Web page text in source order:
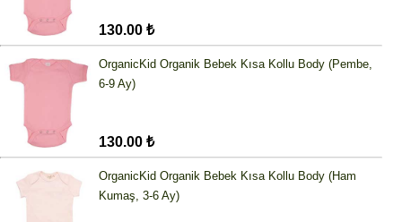
130.00 ₺
OrganicKid Organik Bebek Kısa Kollu Body (Pembe,
6-9 Ay)
130.00 ₺
OrganicKid Organik Bebek Kısa Kollu Body (Ham
Kumaş, 3-6 Ay)